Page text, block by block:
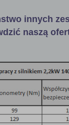
innych
naszą